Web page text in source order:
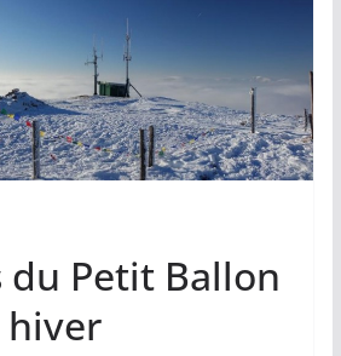
du Petit Ballon